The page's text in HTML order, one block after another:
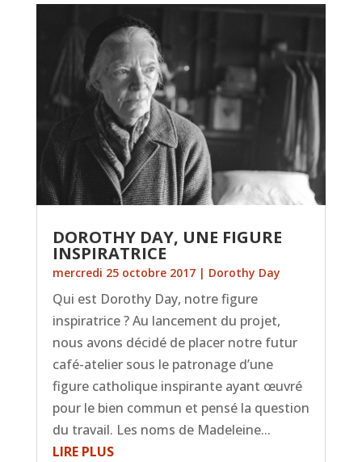
DOROTHY DAY, UNE FIGURE
INSPIRATRICE
mercredi 25 octobre 2017| Dorothy Day
Qui est Dorothy Day, notre figure
inspiratrice ? Au lancement du projet,
nous avons décidé de placer notre futur
café-atelier sous le patronage d’une
figure catholique inspirante ayant œuvré
pour le bien commun et pensé la question
du travail. Les noms de Madeleine...
LIRE PLUS